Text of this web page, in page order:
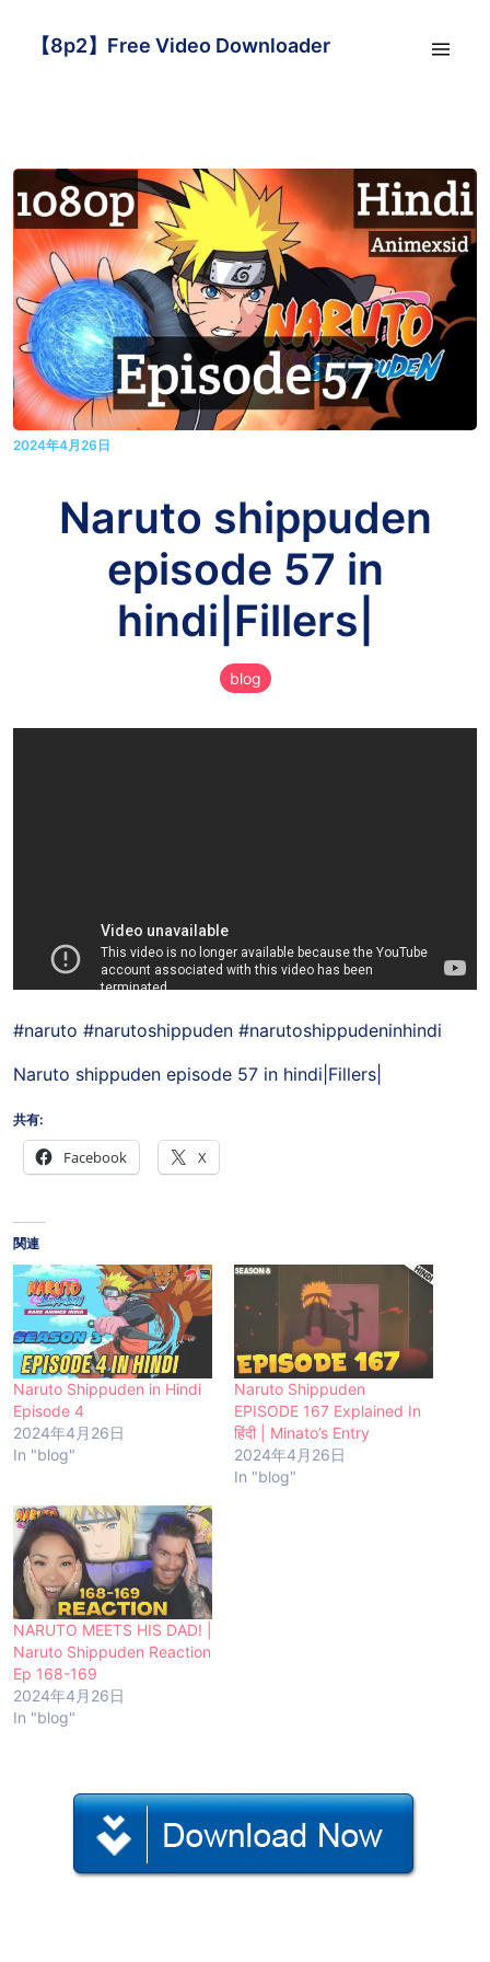
【8p2】Free Video Downloader
2024年4月26日
Naruto shippuden
episode 57 in
hindi|Fillers|
blog
#naruto #narutoshippuden #narutoshippudeninhindi
Naruto shippuden episode 57 in hindi|Fillers|
共有:
Facebook X
関連
Naruto Shippuden in Hindi
Episode 4
2024年4月26日
In "blog"
Naruto Shippuden
EPISODE 167 Explained In
हिंदी | Minato’s Entry
2024年4月26日
In "blog"
NARUTO MEETS HIS DAD! |
Naruto Shippuden Reaction
Ep 168-169
2024年4月26日
In "blog"